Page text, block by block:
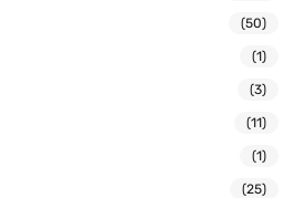
(50)
(1)
(3)
(11)
(1)
(25)